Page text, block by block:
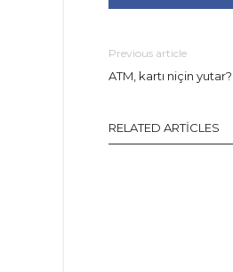
Previous article
ATM, kartı niçin yutar?
RELATED ARTICLES